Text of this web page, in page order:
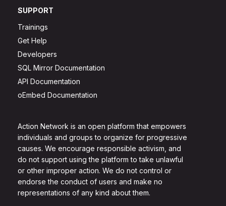
Action Network is an open platform that empowers
individuals and groups to organize for progressive
causes. We encourage responsible activism, and
do not support using the platform to take unlawful
or other improper action. We do not control or
endorse the conduct of users and make no
representations of any kind about them.
SUPPORT
Trainings
Get Help
Developers
SQL Mirror Documentation
API Documentation
oEmbed Documentation